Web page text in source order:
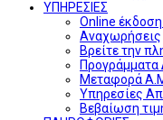
ΥΠΗΡΕΣΙΕΣ
Online
Αναχωρήσεις
Βρείτε την
Προγράμματα
Μεταφορά
Υπηρεσίες
Βεβαίωση